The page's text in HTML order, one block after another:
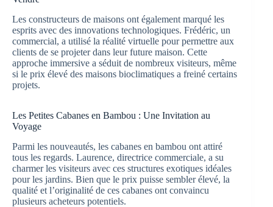
Les constructeurs de maisons ont également marqué les
esprits avec des innovations technologiques. Frédéric, un
commercial, a utilisé la réalité virtuelle pour permettre aux
clients de se projeter dans leur future maison. Cette
approche immersive a séduit de nombreux visiteurs, même
si le prix élevé des maisons bioclimatiques a freiné certains
projets.
Les Petites Cabanes en Bambou : Une Invitation au
Voyage
Parmi les nouveautés, les cabanes en bambou ont attiré
tous les regards. Laurence, directrice commerciale, a su
charmer les visiteurs avec ces structures exotiques idéales
pour les jardins. Bien que le prix puisse sembler élevé, la
qualité et l’originalité de ces cabanes ont convaincu
plusieurs acheteurs potentiels.